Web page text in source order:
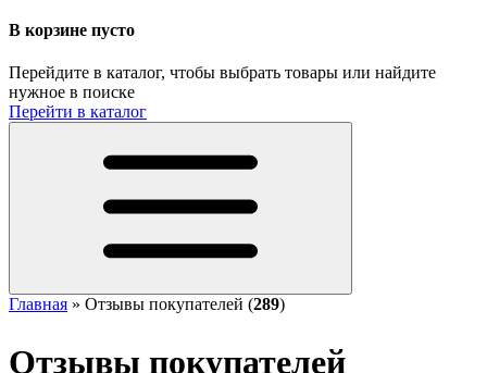
В корзине пусто
Перейдите в каталог, чтобы выбрать товары или найдите
нужное в поиске
Перейти в каталог
Главная » Отзывы покупателей (289)
Отзывы покупателей